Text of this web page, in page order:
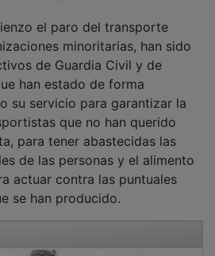
el paro del transporte
minoritarias, han sido
de Guardia Civil y de
han estado de forma
su servicio para garantizar la
que no han querido
para tener abastecidas las
de las personas y el alimento
actuar contra las puntuales
se han producido.